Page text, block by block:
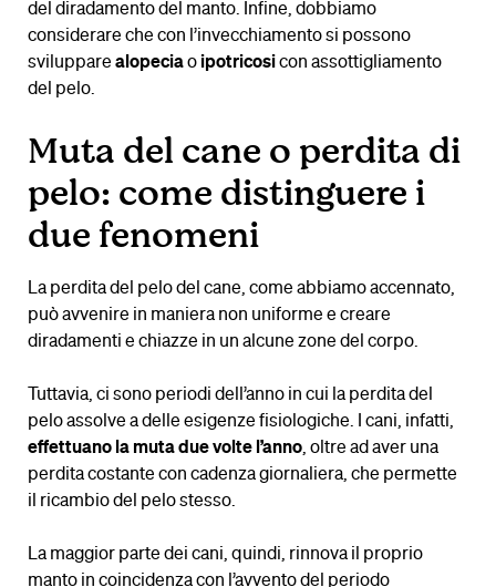
del diradamento del manto. Infine, dobbiamo
considerare che con l’invecchiamento si possono
sviluppare alopeciao ipotricosicon assottigliamento
del pelo.
Muta del cane o perdita di
pelo: come distinguere i
due fenomeni
La perdita del pelo del cane, come abbiamo accennato,
può avvenire in maniera non uniforme e creare
diradamenti e chiazze in un alcune zone del corpo.
Tuttavia, ci sono periodi dell’anno in cui la perdita del
pelo assolve a delle esigenze fisiologiche. I cani, infatti,
effettuano la muta due volte l’anno, oltre ad aver una
perdita costante con cadenza giornaliera, che permette
il ricambio del pelo stesso.
La maggior parte dei cani, quindi, rinnova il proprio
manto in coincidenza con l’avvento del periodo